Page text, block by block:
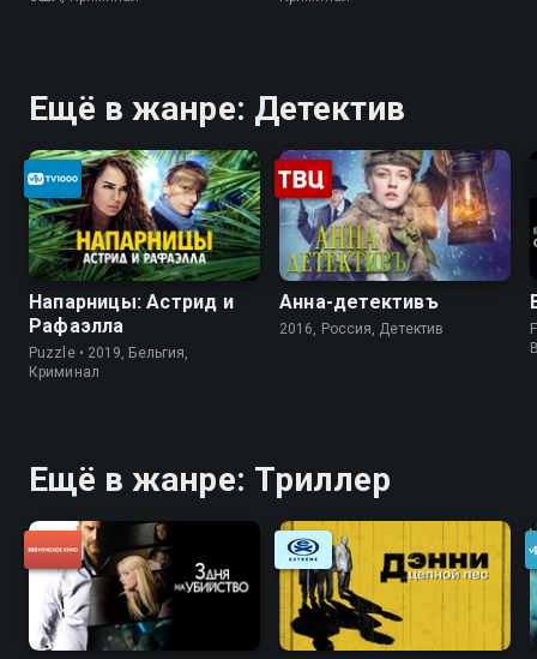
Ещё в жанре: Детектив
Напарницы: Астрид и
Рафаэлла
Puzzle • 2019, Бельгия,
Криминал
Анна-детективъ
2016, Россия, Детектив
Ещё в жанре: Триллер